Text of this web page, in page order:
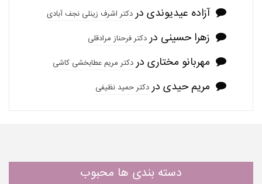
آزاده عیدیوندی دردکتر اشرف زینلی نجف آبادی
زهرا حسینی دردکتر فرحناز مرادقلی
مهربانو مختاری دردکتر مریم عطابخشی کاشی
مریم حیدی دردکتر حمید نظیفی
دسته بندی ها محبوب